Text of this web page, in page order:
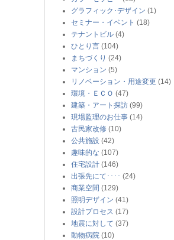
グラフィック･デザイン (1)
セミナー・イベント (18)
テナントビル (4)
ひとり言 (104)
まちづくり (24)
マンション (5)
リノベーション・用途変更 (14)
環境・ＥＣＯ (47)
建築・アート探訪 (99)
現場監理のお仕事 (14)
古民家改修 (10)
公共施設 (42)
趣味的な (107)
住宅設計 (146)
出張先にて････ (24)
商業空間 (129)
照明デザイン (41)
設計プロセス (17)
地震に対して (37)
動物病院 (10)